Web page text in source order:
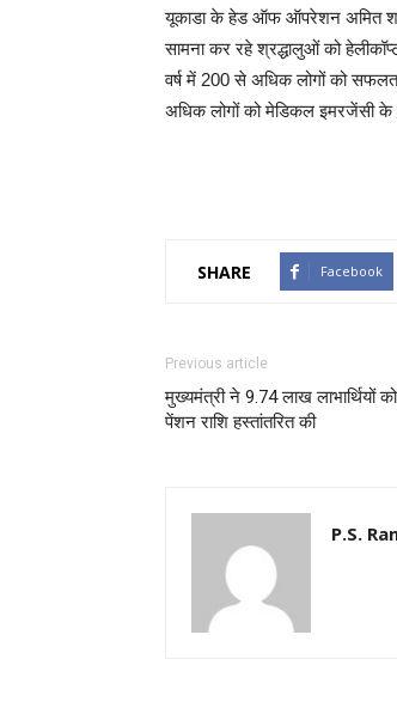
यूकाडा के हेड ऑफ ऑपरेशन अमित शर्मा
सामना कर रहे श्रद्धालुओं को
वर्ष में 200 से अधिक लोगों को
अधिक लोगों को मेडिकल इमरजेंसी के
SHARE Facebook
Previous article
मुख्यमंत्री ने 9.74 लाख लाभार्थियों
पेंशन राशि हस्तांतरित की
P.S.